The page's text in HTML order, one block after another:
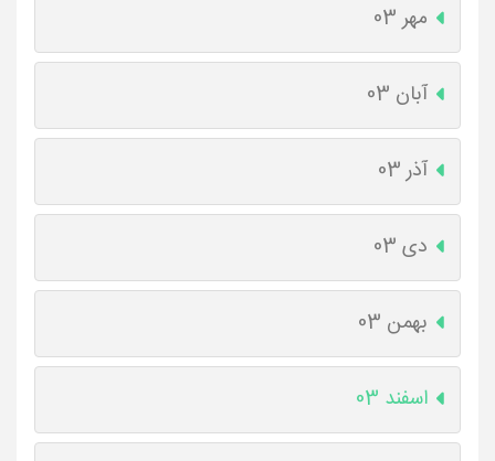
مهر 03
آبان 03
آذر 03
دی 03
بهمن 03
اسفند 03